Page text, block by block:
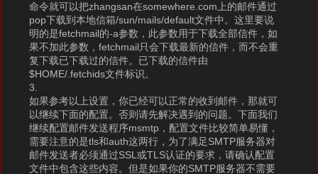
命令就可以把zhangsan在somewhere.com上的邮件通过
pop下载到本地信箱/sun/mails/default文件中。这里要说
明的是fetchmail的-a参数，此参数用于下载全部信件，如
果不加此参数，fetchmail只会下载最新的信件，而不会重
复下载已下载过的信件。已下载的信件由
$HOME/.fetchids文件标识。
3.
如果参考以上设置，你已经可以正常的收到邮件，那就可
以继续下面的配置。否则请先解决遇到的问题。下面我们
继续配置邮件发送程序msmtp，配置文件比较简单易懂，
需要注意的是tls和auth这两行，为了满足SMTP服务器对
邮件发送者必须通过SSL或TLS认证的要求，请确认配置
文件中包含这些内容。但是如果你的SMTP服务器不需要